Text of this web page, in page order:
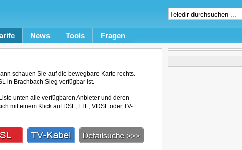
News Tools Fragen
schauen Sie auf die bewegbare Karte rechts.
in Brachbach Sieg verfügbar ist.
unten alle verfügbaren Anbieter und deren
mit einem Klick auf DSL, LTE, VDSL oder TV-